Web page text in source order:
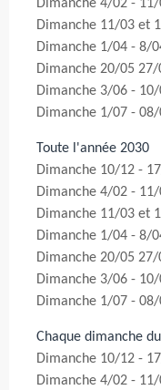
Dimanche 4/02 -
Dimanche 11/03 et
Dimanche 1/04 - 8/
Dimanche 20/05 27/
Dimanche 3/06 -
Dimanche 1/07 -
Toute l'année 2030
Dimanche 10/12 -
Dimanche 4/02 -
Dimanche 11/03 et
Dimanche 1/04 - 8/
Dimanche 20/05 27/
Dimanche 3/06 -
Dimanche 1/07 -
Chaque dimanche
Dimanche 10/12 -
Dimanche 4/02 -